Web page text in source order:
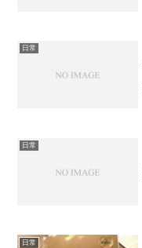
日常
日常
日常